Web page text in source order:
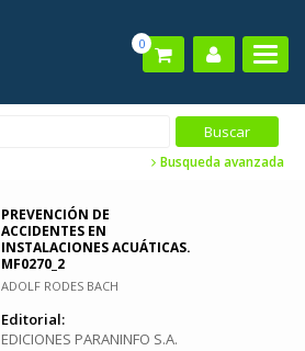
0
Busqueda avanzada
PREVENCIÓN DE
ACCIDENTES EN
INSTALACIONES ACUÁTICAS.
MF0270_2
ADOLF RODES BACH
Editorial:
EDICIONES PARANINFO S.A.